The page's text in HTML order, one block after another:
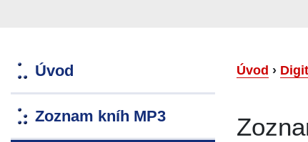
Úvod
Zoznam kníh MP3
Úvod ›